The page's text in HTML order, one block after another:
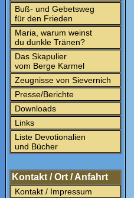
Buß- und Gebetsweg
für den Frieden
Maria, warum weinst
du dunkle Tränen?
Das Skapulier
vom Berge Karmel
Zeugnisse von Sievernich
Presse/Berichte
Downloads
Links
Liste Devotionalien
und Bücher
Kontakt / Ort / Anfahrt
Kontakt / Impressum